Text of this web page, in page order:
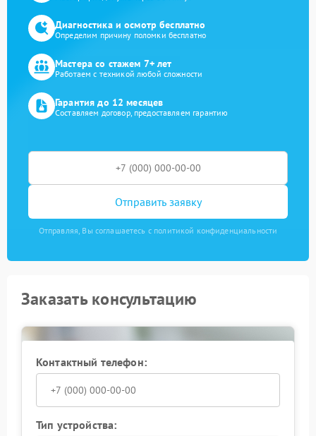
Диагностика и осмотр бесплатно
Определим причину поломки бесплатно
Мастера со стажем 7+ лет
Работаем с техникой любой сложности
Гарантия до 12 месяцев
Составляем договор, предоставляем гарантию
Отправить заявку
Отправляя, Вы соглашаетесь с политикой конфиденциальности
Заказать консультацию
Контактный телефон:
Тип устройства: